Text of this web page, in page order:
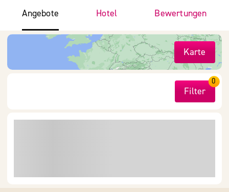
Angebote Hotel Bewertungen
Karte
Filter
0